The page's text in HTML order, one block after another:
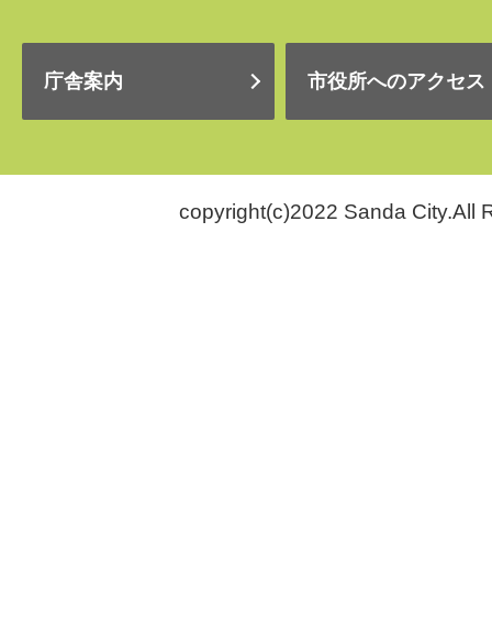
庁舎案内 市役所へのアクセス
copyright(c)2022 Sanda City.All